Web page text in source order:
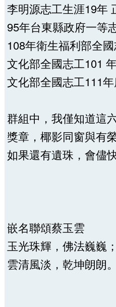
李明源志工生涯19年
95年台東縣政府一等
108年衛生福利部全
文化部全國志工101
文化部全國志工111
群組中，我僅知道這
獎章，椰影同窗與有
如果還有遺珠，會儘
嵌名聯頌蔡玉雲
玉光珠輝，佛法巍巍；
雲清風淡，乾坤朗朗。